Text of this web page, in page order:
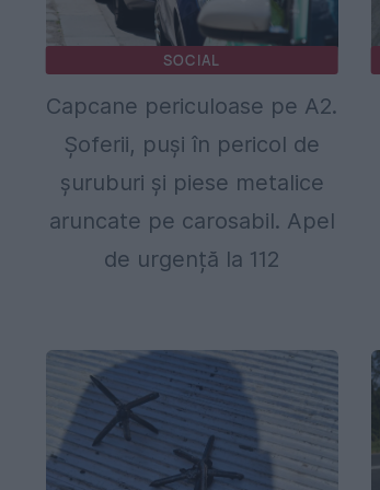
SOCIAL
Capcane periculoase pe A2.
Șoferii, puși în pericol de
șuruburi și piese metalice
aruncate pe carosabil. Apel
de urgență la 112